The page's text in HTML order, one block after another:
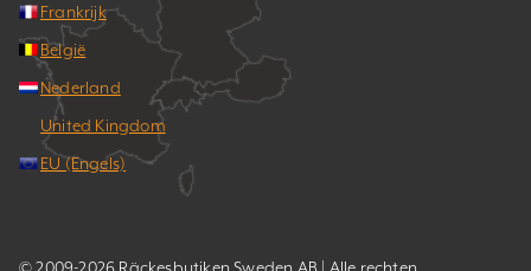
Frankrijk
België
Nederland
United Kingdom
EU (Engels)
© 2009-2026 Räckesbutiken Sweden AB | Alle rechten